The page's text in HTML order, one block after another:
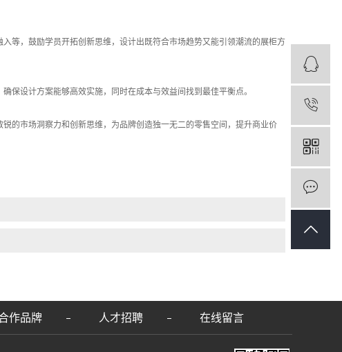
等，鼓励学员开拓创新思维，设计出既符合市场趋势又能引领潮流的展柜方
保设计方案能够高效实施，同时在成本与效益间找到最佳平衡点。
的市场洞察力和创新思维，为品牌创造独一无二的零售空间，提升商业价
作品牌 人才招聘 在线留言